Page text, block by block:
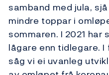
samband med jula,
mindre toppar i
sommaren. I 2021
lågare enn tidlegare.
såg vi ei uvanleg